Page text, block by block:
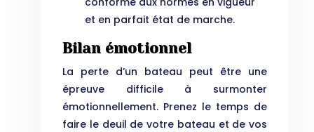
et en parfait état de marche.
Bilan émotionnel
La perte d’un bateau peut être une
épreuve difficile à surmonter
émotionnellement. Prenez le temps de
faire le deuil de votre bateau et de vos